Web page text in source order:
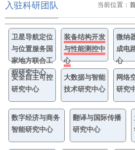
当前位置：
入驻科研团队
卫星导航定位
与位置服务国
家地方联合工
程研究中心
装备结构开发
与性能测控中
心
微纳
成电
心
安全自主可控
研究中心
大数据与智能
技术研究中心
网络
研究
数字经济与商务
智能研究中心
翻译与国际传播
研究中心